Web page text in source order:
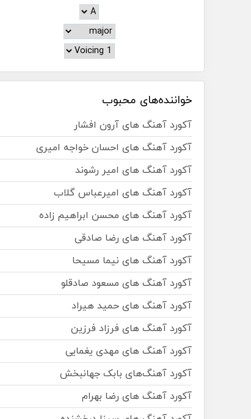
خواننده‌های محبوب
آکورد آهنگ های آرون افشار
آکورد آهنگ های احسان خواجه امیری
آکورد آهنگ های امیر رشوند
آکورد آهنگ های امیرعباس گلاب
آکورد آهنگ های محسن ابراهیم زاده
آکورد آهنگ های رضا صادقی
آکورد آهنگ های نیما مسیحا
آکورد آهنگ های مسعود صادقلو
آکورد آهنگ های حمید هیراد
آکورد آهنگ های فرزاد فرزین
آکورد آهنگ های مهدی یغمایی
آکورد آهنگ‌های بابک جهانبخش
آکورد آهنگ های رضا بهرام